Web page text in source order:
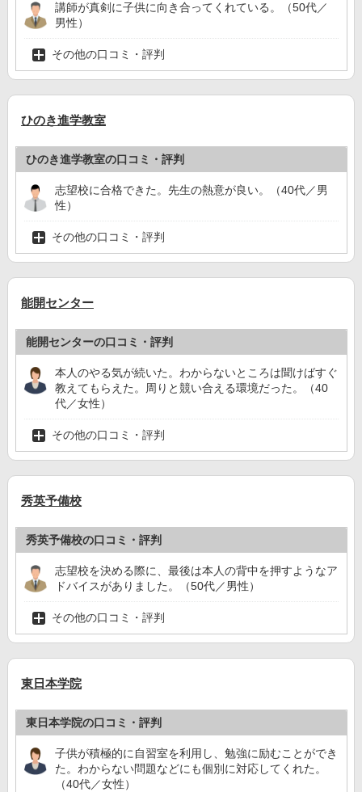
講師が真剣に子供に向き合ってくれている。（50代／
男性）
その他の口コミ・評判
ひのき進学教室
ひのき進学教室の口コミ・評判
志望校に合格できた。先生の熱意が良い。（40代／男
性）
その他の口コミ・評判
能開センター
能開センターの口コミ・評判
本人のやる気が続いた。わからないところは聞けばすぐ
教えてもらえた。周りと競い合える環境だった。（40
代／女性）
その他の口コミ・評判
秀英予備校
秀英予備校の口コミ・評判
志望校を決める際に、最後は本人の背中を押すようなア
ドバイスがありました。（50代／男性）
その他の口コミ・評判
東日本学院
東日本学院の口コミ・評判
子供が積極的に自習室を利用し、勉強に励むことができ
た。わからない問題などにも個別に対応してくれた。
（40代／女性）